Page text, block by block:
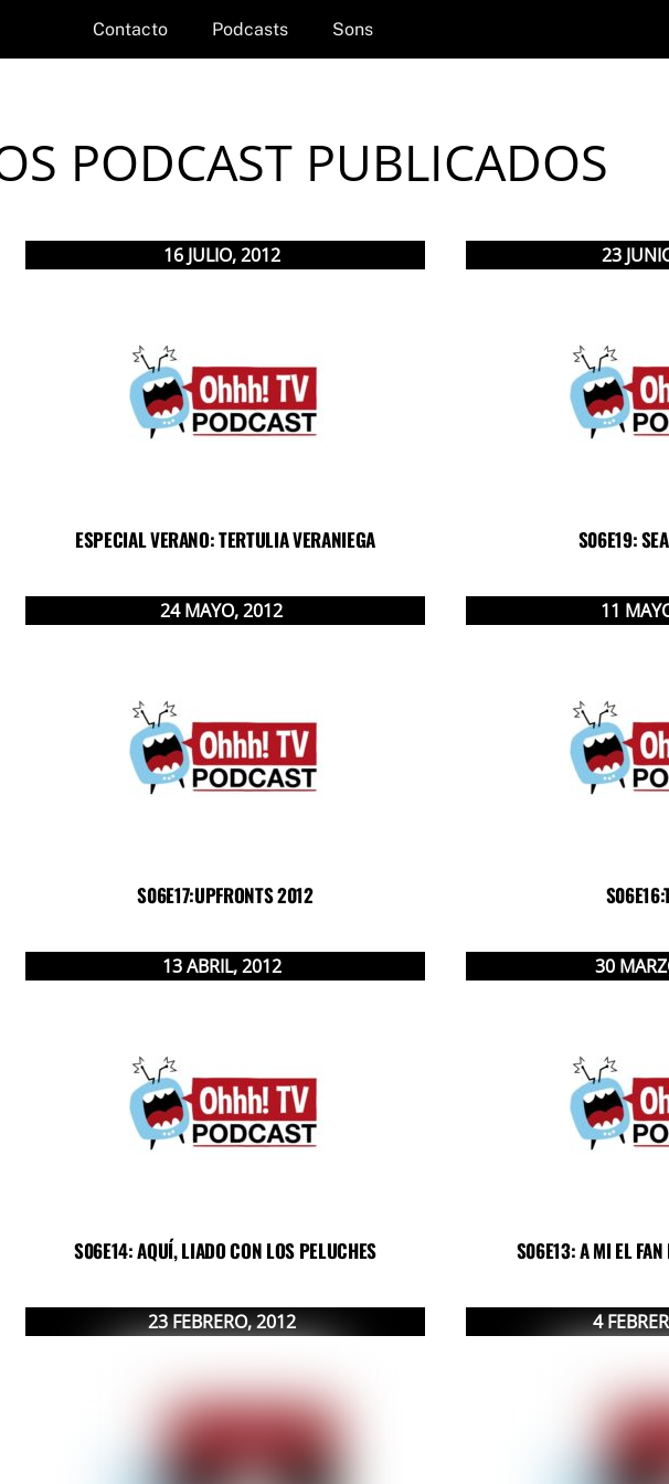
Contacto Podcasts Sons
PODCAST PUBLICADOS
16 JULIO,2012
ESPECIAL VERANO: TERTULIA VERANIEGA
23
S06E19:
24 MAYO,2012
S06E17:UPFRONTS 2012
11
13ABRIL,2012
S06E14: AQUÍ, LIADO CON LOS PELUCHES
30
S06E13: A MI EL FAN
23FEBRERO,2012 4